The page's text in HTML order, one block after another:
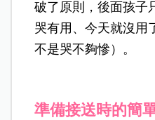
破了原則，後面孩子
哭有用、今天就沒用
不是哭不夠慘）。
準備接送時的簡